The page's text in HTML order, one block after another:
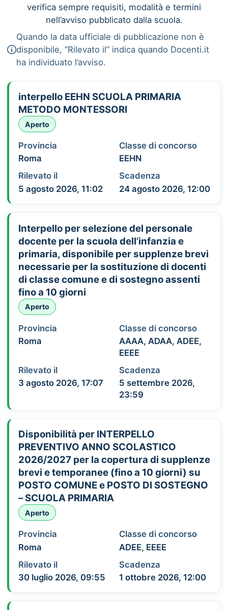
verifica sempre requisiti, modalità e termini
nell’avviso pubblicato dalla scuola.
Quando la data ufficiale di pubblicazione non è
disponibile, “Rilevato il” indica quando Docenti.it
ha individuato l’avviso.
interpello EEHN SCUOLA PRIMARIA
METODO MONTESSORI
Aperto
Provincia
Roma
Classe di concorso
EEHN
Rilevato il
5 agosto 2026, 11:02
Scadenza
24 agosto 2026, 12:00
Interpello per selezione del personale
docente per la scuola dell’infanzia e
primaria, disponibile per supplenze brevi
necessarie per la sostituzione di docenti
di classe comune e di sostegno assenti
fino a 10 giorni
Aperto
Provincia
Roma
Classe di concorso
AAAA, ADAA, ADEE,
EEEE
Rilevato il
3 agosto 2026, 17:07
Scadenza
5 settembre 2026,
23:59
Disponibilità per INTERPELLO
PREVENTIVO ANNO SCOLASTICO
2026/2027 per la copertura di supplenze
brevi e temporanee (fino a 10 giorni) su
POSTO COMUNE e POSTO DI SOSTEGNO
– SCUOLA PRIMARIA
Aperto
Provincia
Roma
Classe di concorso
ADEE, EEEE
Rilevato il
30 luglio 2026, 09:55
Scadenza
1 ottobre 2026, 12:00